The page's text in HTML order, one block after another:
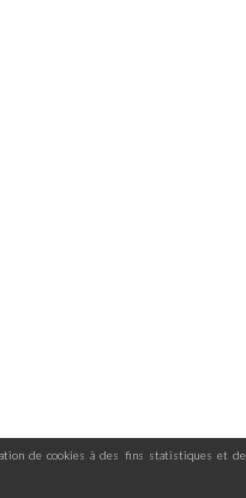
de cookies à des fins statistiques et de